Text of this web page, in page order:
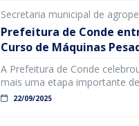
evento reforça o
da […]
Secretaria municipal de
Prefeitura de Conde
Curso de Máquinas
A Prefeitura de Conde
mais uma etapa importante
certificados do Curso de
22/09/2025